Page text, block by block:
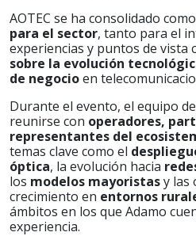
AOTEC se ha consolidado
para el sector, tanto para el
experiencias y puntos de vista
sobre la evolución
de negocioen
Durante el evento, el equipo
reunirse con operadores,
representantes del
temas clave como el
óptica, la evolución hacia
los modelos mayoristasy las
crecimiento en entornos
ámbitos en los que Adamo
experiencia.